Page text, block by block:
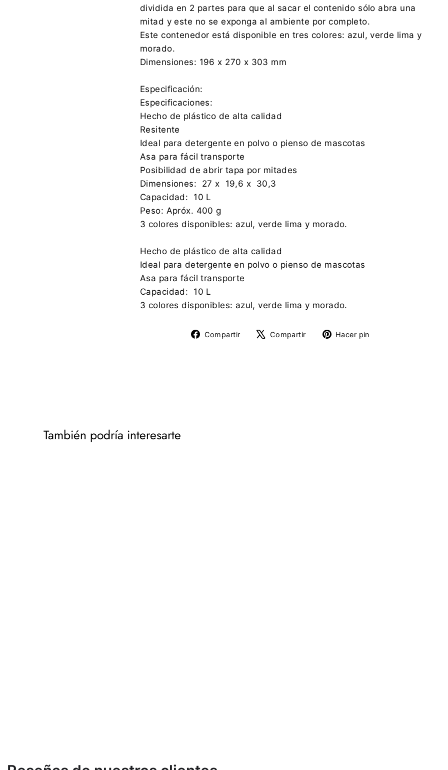
dividida en 2 partes para que al sacar el contenido sólo abra una
mitad y este no se exponga al ambiente por completo.
Este contenedor está disponible en tres colores: azul, verde lima y
morado.
Dimensiones: 196 x 270 x 303 mm
Especificación:
Especificaciones:
Hecho de plástico de alta calidad
Resitente
Ideal para detergente en polvo o pienso de mascotas
Asa para fácil transporte
Posibilidad de abrir tapa por mitades
Dimensiones: 27 x 19,6 x 30,3
Capacidad: 10 L
Peso: Apróx. 400 g
3 colores disponibles: azul, verde lima y morado.
Hecho de plástico de alta calidad
Ideal para detergente en polvo o pienso de mascotas
Asa para fácil transporte
Capacidad: 10 L
3 colores disponibles: azul, verde lima y morado.
Compartir
Compartir
Compartir
TuitearHacer pin
También podría interesarte